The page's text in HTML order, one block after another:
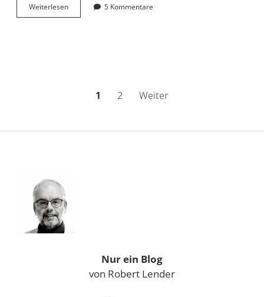
WeiterlesenBetatest
von
5 Kommentare
Seitennummerierung
1 2 Weiter
Sidebar
Nur ein Blog
von Robert Lender